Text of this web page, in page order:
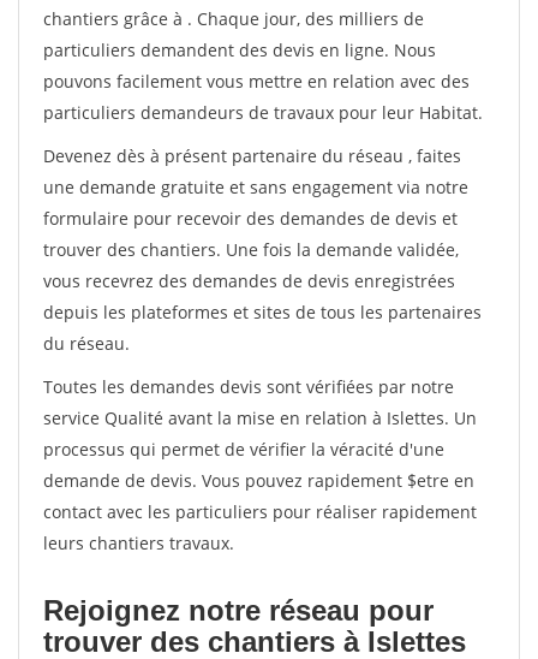
chantiers grâce à . Chaque jour, des milliers de
particuliers demandent des devis en ligne. Nous
pouvons facilement vous mettre en relation avec des
particuliers demandeurs de travaux pour leur Habitat.
Devenez dès à présent partenaire du réseau , faites
une demande gratuite et sans engagement via notre
formulaire pour recevoir des demandes de devis et
trouver des chantiers. Une fois la demande validée,
vous recevrez des demandes de devis enregistrées
depuis les plateformes et sites de tous les partenaires
du réseau.
Toutes les demandes devis sont vérifiées par notre
service Qualité avant la mise en relation à Islettes. Un
processus qui permet de vérifier la véracité d'une
demande de devis. Vous pouvez rapidement $etre en
contact avec les particuliers pour réaliser rapidement
leurs chantiers travaux.
Rejoignez notre réseau pour
trouver des chantiers à Islettes